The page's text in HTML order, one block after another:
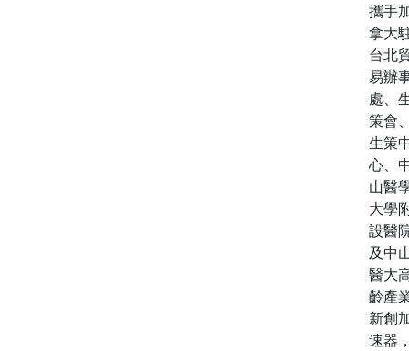
攜手
拿大
台北
易辦
處、
策會
生策
心、
山醫
大學
設醫
及中
醫大
齡產
新創
速器